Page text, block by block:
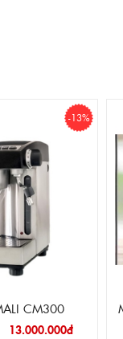
-13%
CM300
13.000.000đ